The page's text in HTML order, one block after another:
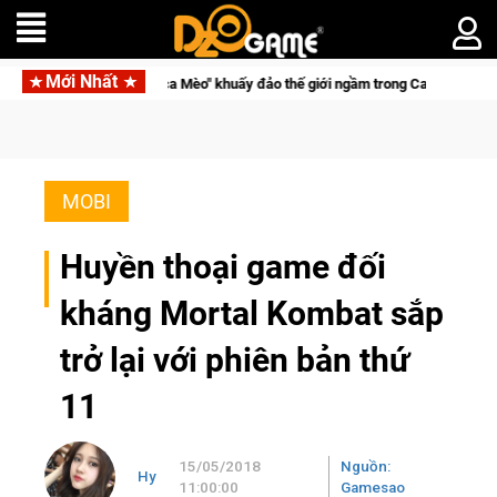
Mới Nhất
thành "Đại ca Mèo" khuấy đảo thế giới ngầm trong Cat Mafia
MOBI
Huyền thoại game đối
kháng Mortal Kombat sắp
trở lại với phiên bản thứ
11
Hy
15/05/2018
11:00:00
Nguồn:
Gamesao